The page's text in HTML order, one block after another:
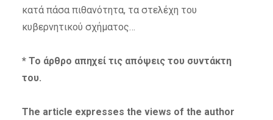
κατά πάσα πιθανότητα, τα στελέχη του
κυβερνητικού σχήματος…
* Το άρθρο απηχεί τις απόψεις του συντάκτη
του.
The article expresses the views of the author